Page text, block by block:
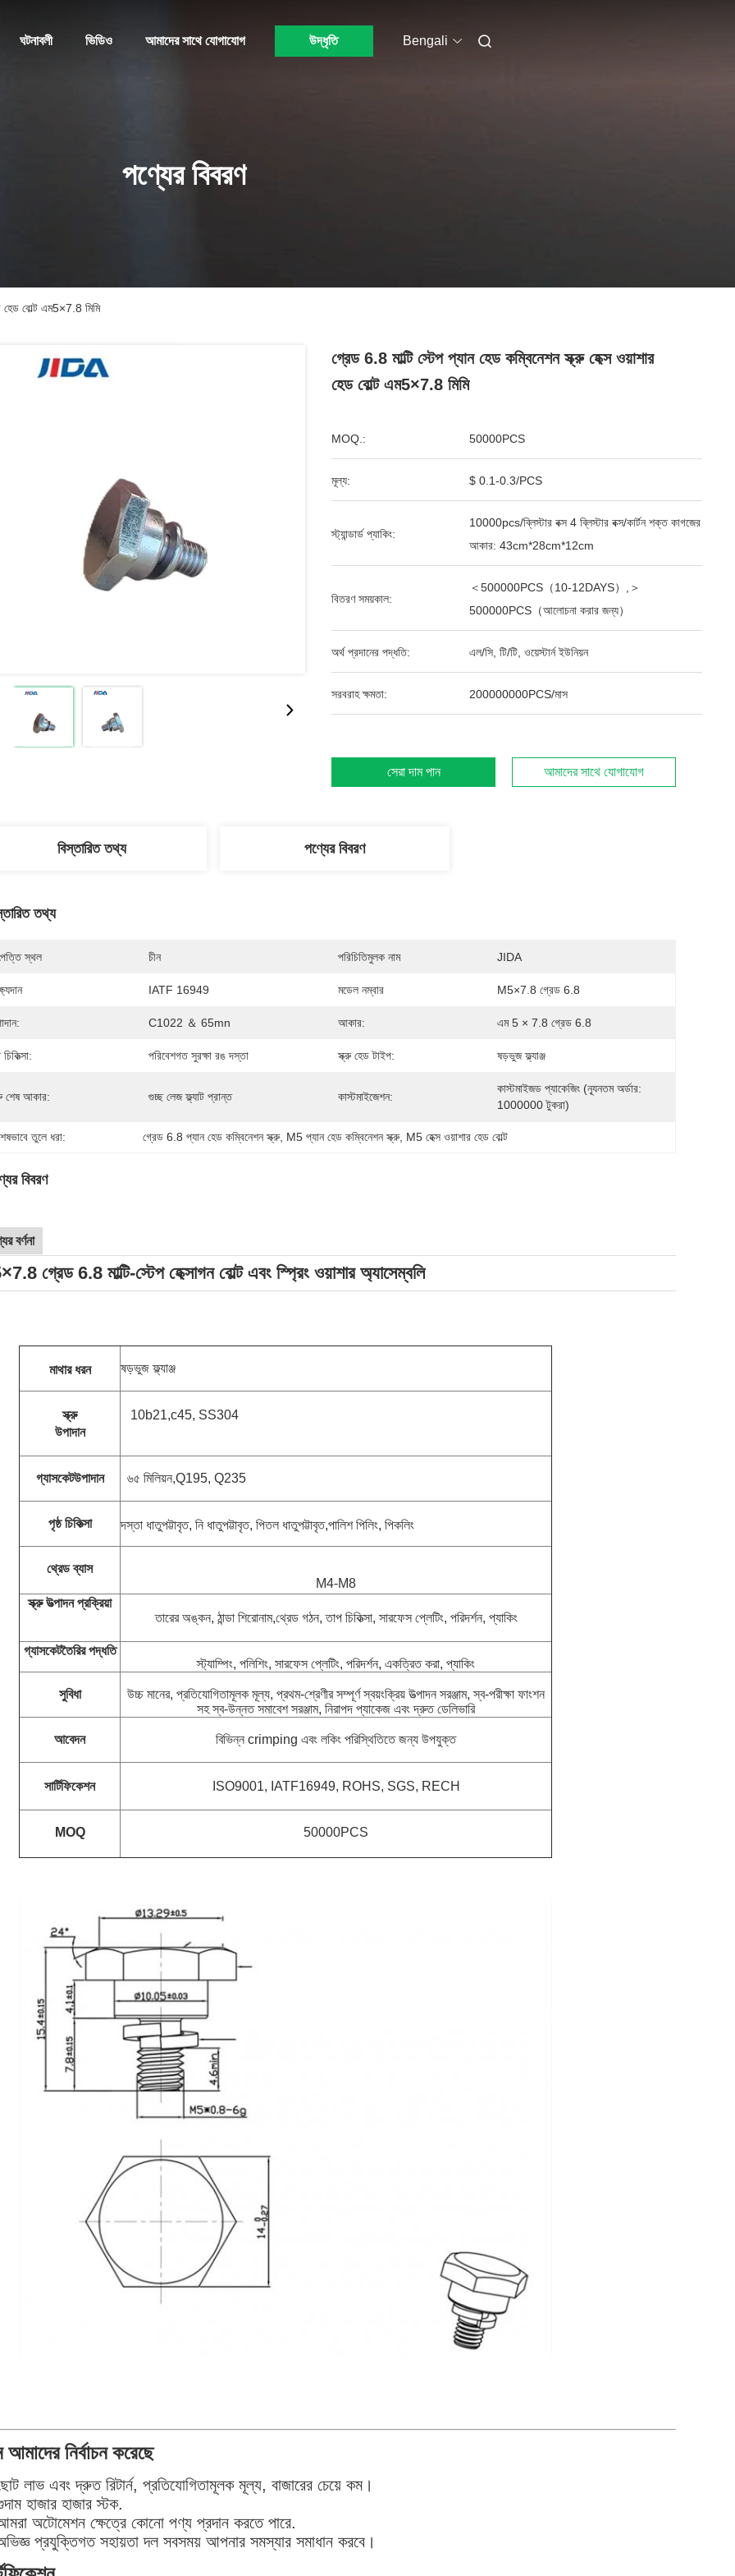
ঘটনাবলী ভিডিও আমাদের সাথে যোগাযোগ উদ্ধৃতি Bengali
পণ্যের বিবরণ
হেড বোল্ট এম5×7.8 মিমি
গ্রেড 6.8 মাল্টি স্টেপ প্যান হেড কম্বিনেশন স্ক্রু হেক্স ওয়াশার
হেড বোল্ট এম5×7.8 মিমি
MOQ.: 50000PCS
মূল্য: $ 0.1-0.3/PCS
স্ট্যান্ডার্ড প্যাকিং:
10000pcs/ব্লিস্টার বক্স 4 ব্লিস্টার বক্স/কার্টন শক্ত কাগজের
আকার: 43cm*28cm*12cm
বিতরণ সময়কাল:
＜500000PCS（10-12DAYS）,＞
500000PCS（আলোচনা করার জন্য）
অর্থ প্রদানের পদ্ধতি: এল/সি, টি/টি, ওয়েস্টার্ন ইউনিয়ন
সরবরাহ ক্ষমতা: 200000000PCS/মাস
সেরা দাম পান আমাদের সাথে যোগাযোগ
বিস্তারিত তথ্য পণ্যের বিবরণ
তথ্য
স্থল চীন পরিচিতিমুলক নাম JIDA
IATF 16949 মডেল নম্বার M5×7.8 গ্রেড 6.8
C1022 ＆ 65mn আকার: এম 5 × 7.8 গ্রেড 6.8
চিকিত্সা: পরিবেশগত সুরক্ষা রঙ দস্তা স্ক্রু হেড টাইপ: ষড়ভুজ ফ্ল্যাঞ্জ
শেষ আকার: গুচ্ছ লেজ ফ্ল্যাট প্রান্ত কাস্টমাইজেশন:
কাস্টমাইজড প্যাকেজিং (ন্যূনতম অর্ডার:
1000000 টুকরা)
তুলে ধরা: গ্রেড 6.8 প্যান হেড কম্বিনেশন স্ক্রু, M5 প্যান হেড কম্বিনেশন স্ক্রু, M5 হেক্স ওয়াশার হেড বোল্ট
বিবরণ
বর্ণনা
গ্রেড 6.8 মাল্টি-স্টেপ হেক্সাগন বোল্ট এবং স্প্রিং ওয়াশার অ্যাসেম্বলি
মাথার ধরন ষড়ভুজ ফ্ল্যাঞ্জ
স্ক্রু
উপাদান
10b21,c45, SS304
গ্যাসকেটউপাদান ৬৫ মিলিয়ন,Q195, Q235
পৃষ্ঠ চিকিত্সা দস্তা ধাতুপট্টাবৃত, নি ধাতুপট্টাবৃত, পিতল ধাতুপট্টাবৃত,পালিশ পিলিং, পিকলিং
থ্রেড ব্যাস
M4-M8
স্ক্রু উত্পাদন প্রক্রিয়া
তারের অঙ্কন, ঠান্ডা শিরোনাম,থ্রেড গঠন, তাপ চিকিত্সা, সারফেস প্লেটিং, পরিদর্শন, প্যাকিং
গ্যাসকেটতৈরির পদ্ধতি
স্ট্যাম্পিং, পলিশিং, সারফেস প্লেটিং, পরিদর্শন, একত্রিত করা, প্যাকিং
সুবিধা
উচ্চ মানের, প্রতিযোগিতামূলক মূল্য, প্রথম-শ্রেণীর সম্পূর্ণ স্বয়ংক্রিয় উত্পাদন সরঞ্জাম, স্ব-পরীক্ষা ফাংশন
সহ স্ব-উন্নত সমাবেশ সরঞ্জাম, নিরাপদ প্যাকেজ এবং দ্রুত ডেলিভারি
আবেদন বিভিন্ন crimping এবং লকিং পরিস্থিতিতে জন্য উপযুক্ত
সার্টিফিকেশন ISO9001, IATF16949, ROHS, SGS, RECH
MOQ 50000PCS
আমাদের নির্বাচন করেছে
লাভ এবং দ্রুত রিটার্ন, প্রতিযোগিতামূলক মূল্য, বাজারের চেয়ে কম।
হাজার হাজার স্টক.
অটোমেশন ক্ষেত্রে কোনো পণ্য প্রদান করতে পারে.
প্রযুক্তিগত সহায়তা দল সবসময় আপনার সমস্যার সমাধান করবে।